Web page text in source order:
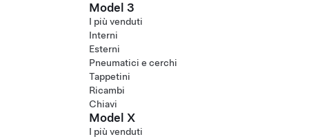
Model 3
I più venduti
Interni
Esterni
Pneumatici e cerchi
Tappetini
Ricambi
Chiavi
Model X
I più venduti